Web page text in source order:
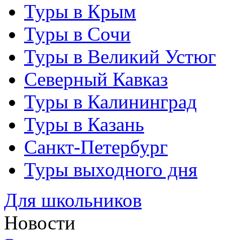
Туры в Крым
Туры в Сочи
Туры в Великий Устюг
Северный Кавказ
Туры в Калининград
Туры в Казань
Санкт-Петербург
Туры выходного дня
Для школьников
Новости